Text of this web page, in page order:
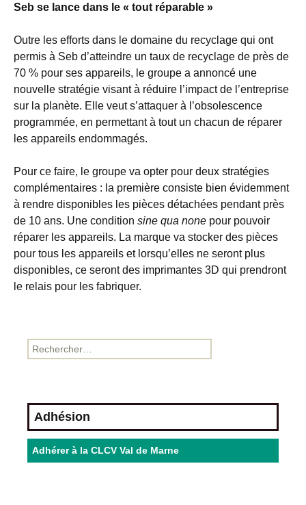
Seb se lance dans le « tout réparable »
Outre les efforts dans le domaine du recyclage qui ont
permis à Seb d’atteindre un taux de recyclage de près de
70 % pour ses appareils, le groupe a annoncé une
nouvelle stratégie visant à réduire l’impact de l’entreprise
sur la planète. Elle veut s’attaquer à l’obsolescence
programmée, en permettant à tout un chacun de réparer
les appareils endommagés.
Pour ce faire, le groupe va opter pour deux stratégies
complémentaires : la première consiste bien évidemment
à rendre disponibles les pièces détachées pendant près
de 10 ans. Une condition sine qua none pour pouvoir
réparer les appareils. La marque va stocker des pièces
pour tous les appareils et lorsqu’elles ne seront plus
disponibles, ce seront des imprimantes 3D qui prendront
le relais pour les fabriquer.
Adhésion
Adhérer à la CLCV Val de Marne